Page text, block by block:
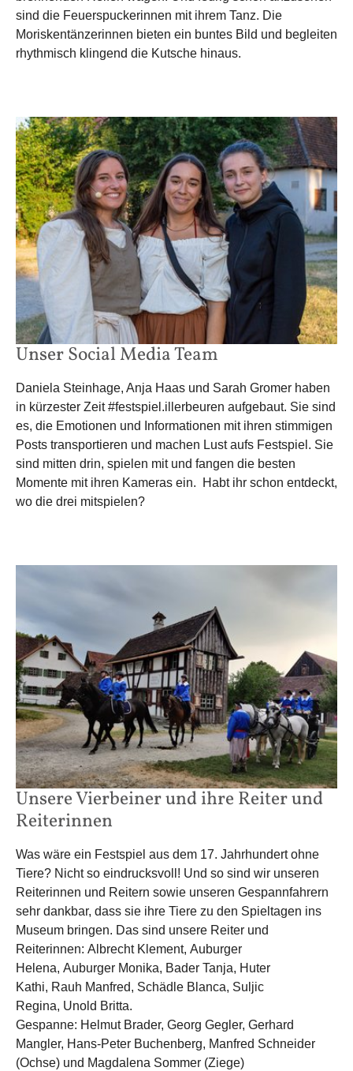
sind die Feuerspuckerinnen mit ihrem Tanz. Die
Moriskentänzerinnen bieten ein buntes Bild und begleiten
rhythmisch klingend die Kutsche hinaus.
Unser Social Media Team
Daniela Steinhage, Anja Haas und Sarah Gromer haben
in kürzester Zeit #festspiel.illerbeuren aufgebaut. Sie sind
es, die Emotionen und Informationen mit ihren stimmigen
Posts transportieren und machen Lust aufs Festspiel. Sie
sind mitten drin, spielen mit und fangen die besten
Momente mit ihren Kameras ein. Habt ihr schon entdeckt,
wo die drei mitspielen?
Unsere Vierbeiner und ihre Reiter und
Reiterinnen
Was wäre ein Festspiel aus dem 17. Jahrhundert ohne
Tiere? Nicht so eindrucksvoll! Und so sind wir unseren
Reiterinnen und Reitern sowie unseren Gespannfahrern
sehr dankbar, dass sie ihre Tiere zu den Spieltagen ins
Museum bringen. Das sind unsere Reiter und
Reiterinnen: Albrecht Klement, Auburger
Helena, Auburger Monika, Bader Tanja, Huter
Kathi, Rauh Manfred, Schädle Blanca, Suljic
Regina, Unold Britta.
Gespanne: Helmut Brader, Georg Gegler, Gerhard
Mangler, Hans-Peter Buchenberg, Manfred Schneider
(Ochse) und Magdalena Sommer (Ziege)